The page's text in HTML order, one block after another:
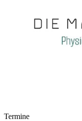
Termine